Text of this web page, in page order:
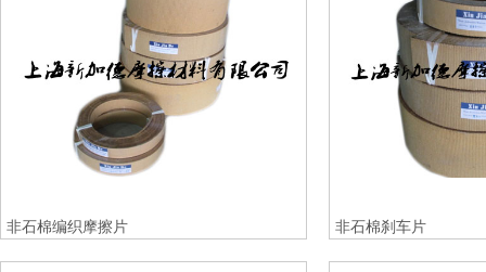
非石棉编织摩擦片 非石棉刹车片